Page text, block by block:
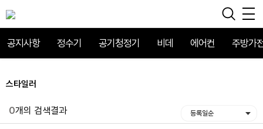
공지사항 정수기 공기청정기 비데 에어컨 주방가
스타일러
0개의 검색결과 등록일순